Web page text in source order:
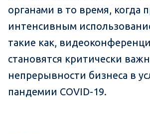
органами в то время, когда
интенсивным
такие как,
становятся критически
непрерывности бизнеса в
пандемии COVID-19.